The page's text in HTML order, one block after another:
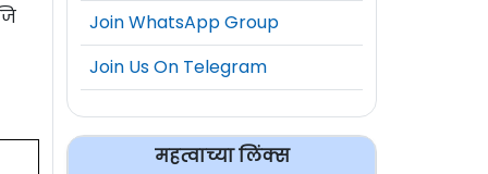
Join WhatsApp Group
Join Us On Telegram
महत्वाच्या लिंक्स